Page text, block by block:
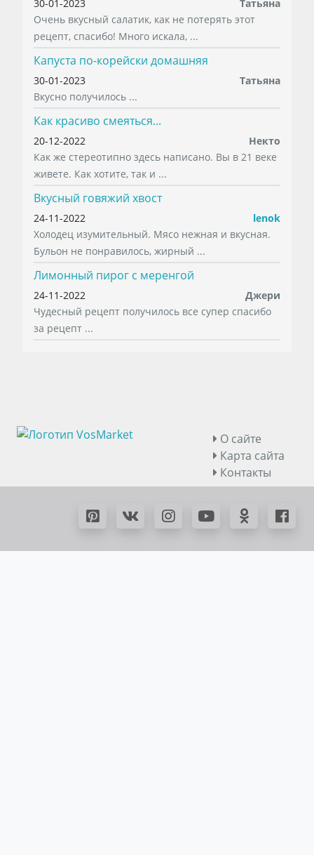
30-01-2023
Татьяна
Очень вкусный салатик, как не потерять этот
рецепт, спасибо! Много искала, ...
Капуста по-корейски домашняя
30-01-2023
Татьяна
Вкусно получилось ...
Как красиво смеяться...
20-12-2022
Некто
Как же стереотипно здесь написано. Вы в 21 веке
живете. Как хотите, так и ...
Вкусный говяжий хвост
24-11-2022
lenok
Холодец изумительный. Мясо нежная и вкусная.
Бульон не понравилось, жирный ...
Лимонный пирог с меренгой
24-11-2022
Джери
Чудесный рецепт получилось все супер спасибо
за рецепт ...
О сайте
Карта сайта
Контакты